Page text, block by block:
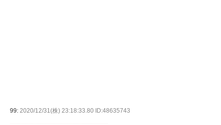
99: 2020/12/31(株) 23:18:33.80 ID:48635743